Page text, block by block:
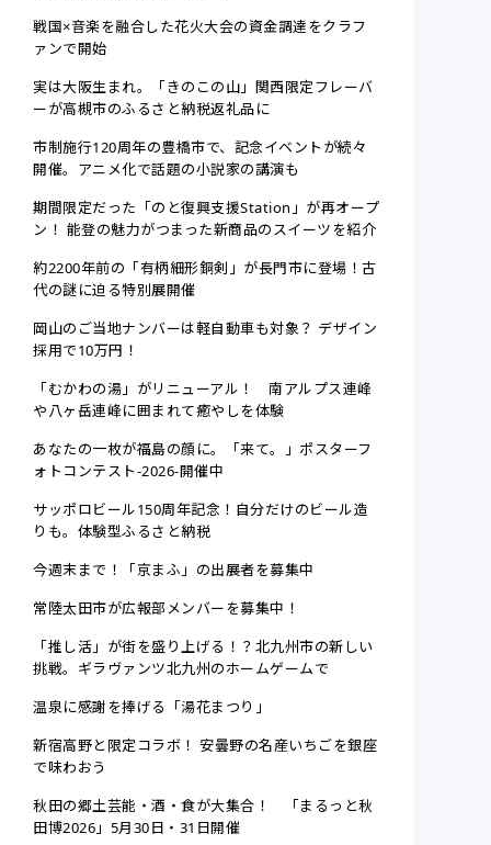
戦国×音楽を融合した花火大会の資金調達をクラフ
ァンで開始
実は大阪生まれ。「きのこの山」関西限定フレーバ
ーが高槻市のふるさと納税返礼品に
市制施行120周年の豊橋市で、記念イベントが続々
開催。アニメ化で話題の小説家の講演も
期間限定だった「のと復興支援Station」が再オープ
ン！ 能登の魅力がつまった新商品のスイーツを紹介
約2200年前の「有柄細形銅剣」が長門市に登場！古
代の謎に迫る特別展開催
岡山のご当地ナンバーは軽自動車も対象？ デザイン
採用で10万円！
「むかわの湯」がリニューアル！ 南アルプス連峰
や八ヶ岳連峰に囲まれて癒やしを体験
あなたの一枚が福島の顔に。「来て。」ポスターフ
ォトコンテスト-2026-開催中
サッポロビール150周年記念！自分だけのビール造
りも。体験型ふるさと納税
今週末まで！「京まふ」の出展者を募集中
常陸太田市が広報部メンバーを募集中！
「推し活」が街を盛り上げる！？北九州市の新しい
挑戦。ギラヴァンツ北九州のホームゲームで
温泉に感謝を捧げる「湯花まつり」
新宿高野と限定コラボ！ 安曇野の名産いちごを銀座
で味わおう
秋田の郷土芸能・酒・食が大集合！ 「まるっと秋
田博2026」5月30日・31日開催